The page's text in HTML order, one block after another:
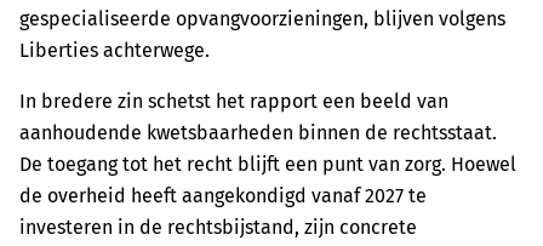
gespecialiseerde opvangvoorzieningen, blijven volgens
Liberties achterwege.
In bredere zin schetst het rapport een beeld van
aanhoudende kwetsbaarheden binnen de rechtsstaat.
De toegang tot het recht blijft een punt van zorg. Hoewel
de overheid heeft aangekondigd vanaf 2027 te
investeren in de rechtsbijstand, zijn concrete